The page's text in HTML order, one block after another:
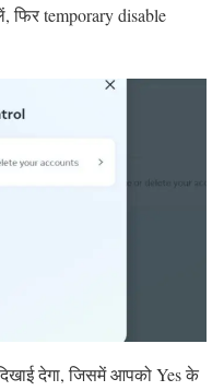
फिर temporary disable
देगा, जिसमें आपको Yes के